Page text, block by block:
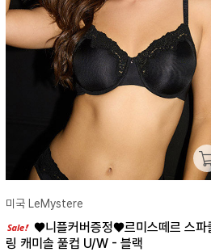
미국 LeMystere
♥니플커버증정♥르미스떼르 스파
링 캐미솔 풀컵 U/W - 블랙